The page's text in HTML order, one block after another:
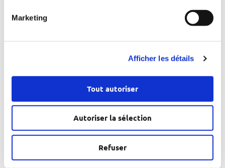
Marketing
Afficher les détails
Tout autoriser
Autoriser la sélection
Refuser
d’antiquité ?
Nous avons la
solution
principales
tendances en
matière de
logistique du
commerce
électronique en
2022 →